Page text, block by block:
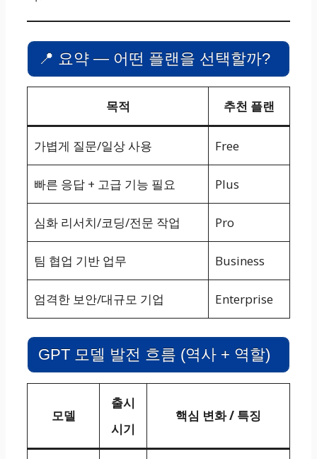
📍 요약 — 어떤 플랜을 선택할까?
목적 추천 플랜
가볍게 질문/일상 사용 Free
빠른 응답 + 고급 기능 필요 Plus
심화 리서치/코딩/전문 작업 Pro
팀 협업 기반 업무 Business
엄격한 보안/대규모 기업 Enterprise
GPT 모델 발전 흐름 (역사 + 역할)
모델
출시
시기
핵심 변화 / 특징